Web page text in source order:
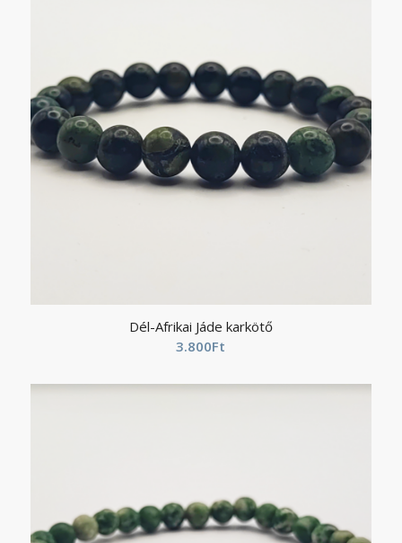
Dél-Afrikai Jáde karkötő
3.800Ft